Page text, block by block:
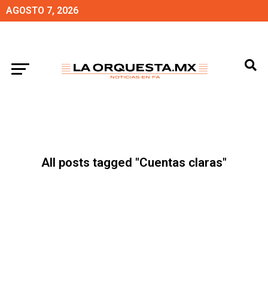
AGOSTO 7, 2026
All posts tagged "Cuentas claras"